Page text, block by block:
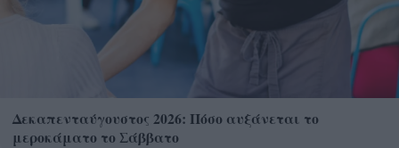
Δεκαπενταύγουστος 2026: Πόσο αυξάνεται το
μεροκάματο το Σάββατο